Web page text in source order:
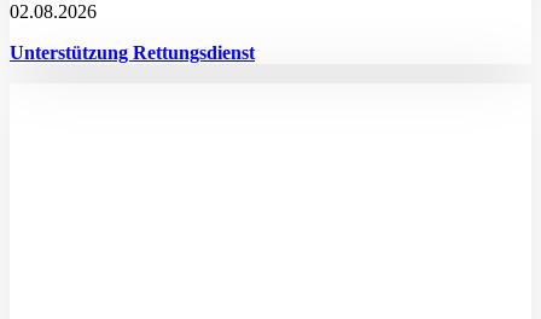
02.08.2026
Unterstützung Rettungsdienst